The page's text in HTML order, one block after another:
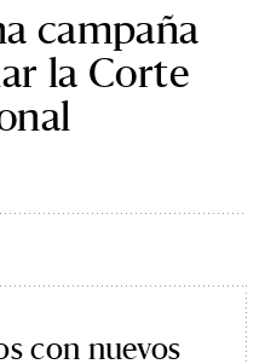
campaña
la Corte
con nuevos